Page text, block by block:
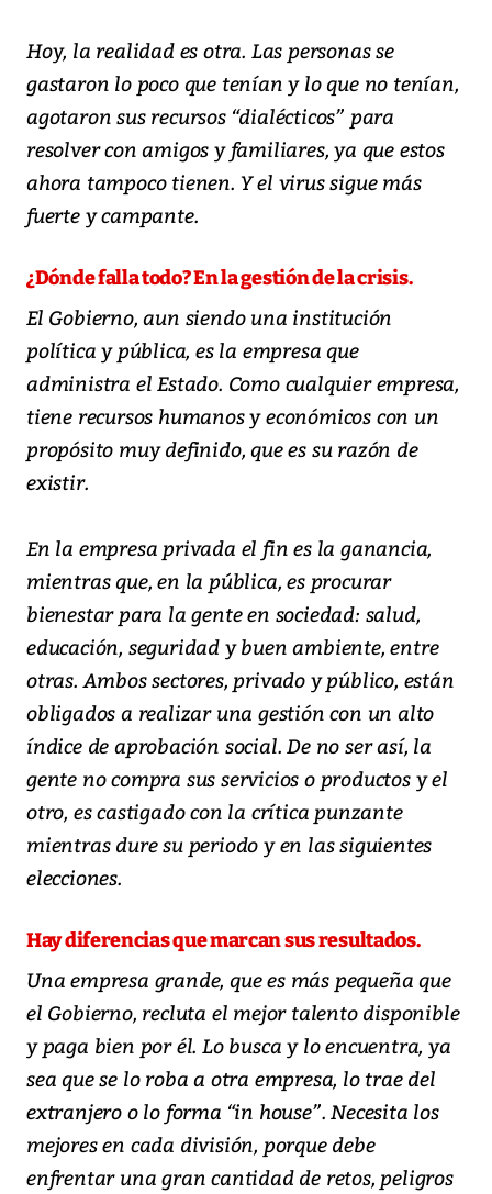
Hoy, la realidad es otra. Las personas se
gastaron lo poco que tenían y lo que no tenían,
agotaron sus recursos “dialécticos” para
resolver con amigos y familiares, ya que estos
ahora tampoco tienen. Y el virus sigue más
fuerte y campante.
¿Dónde falla todo? En la gestión de la crisis.
El Gobierno, aun siendo una institución
política y pública, es la empresa que
administra el Estado. Como cualquier empresa,
tiene recursos humanos y económicos con un
propósito muy definido, que es su razón de
existir.
En la empresa privada el fin es la ganancia,
mientras que, en la pública, es procurar
bienestar para la gente en sociedad: salud,
educación, seguridad y buen ambiente, entre
otras. Ambos sectores, privado y público, están
obligados a realizar una gestión con un alto
índice de aprobación social. De no ser así, la
gente no compra sus servicios o productos y el
otro, es castigado con la crítica punzante
mientras dure su periodo y en las siguientes
elecciones.
Hay diferencias que marcan sus resultados.
Una empresa grande, que es más pequeña que
el Gobierno, recluta el mejor talento disponible
y paga bien por él. Lo busca y lo encuentra, ya
sea que se lo roba a otra empresa, lo trae del
extranjero o lo forma “in house”. Necesita los
mejores en cada división, porque debe
enfrentar una gran cantidad de retos, peligros